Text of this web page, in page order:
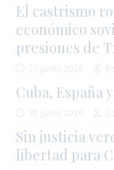
El castrismo
económico
presiones de
Cuba, España
Sin justicia
libertad para